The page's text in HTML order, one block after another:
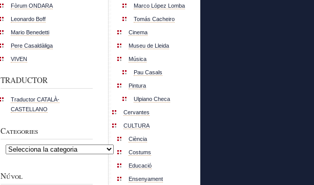
Fòrum ONDARA
Leonardo Boff
Mario Benedetti
Pere Casaldàliga
VIVEN
TRADUCTOR
Traductor CATALÀ-
CASTELLANO
Categories
Categories
Núvol
Marco López Lomba
Tomás Cacheiro
Cinema
Museu de Lleida
Música
Pau Casals
Pintura
Ulpiano Checa
Cervantes
CULTURA
Ciència
Costums
Educació
Ensenyament